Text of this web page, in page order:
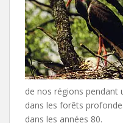
de nos régions pendant
dans les forêts
dans les années 80.